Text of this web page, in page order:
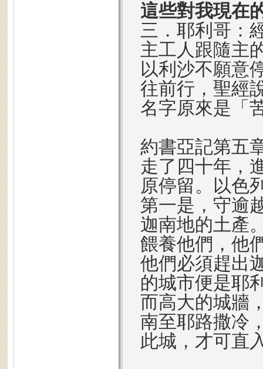
這些對我現在
三．耶利哥：
主工人跟隨主
以利沙不願意
往前行，聖經
名字原來是「
約書亞記第五
走了四十年，
原停留。以色
第一是，守逾
迦南地的土產
餵養他們，他
他們必須趕出
的城市便是耶
而高大的城牆
南至耶路撒冷
此城，才可直